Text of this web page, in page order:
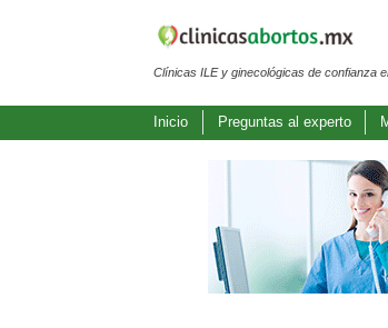
Clínicas ILE y ginecológicas de confianza
Inicio Preguntas al experto